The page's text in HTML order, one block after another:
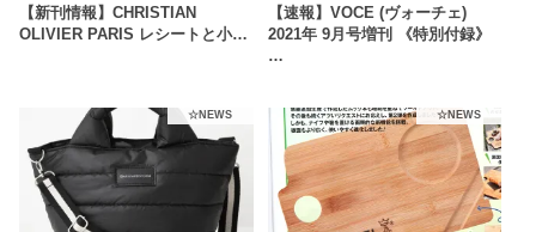
【新刊情報】CHRISTIAN
OLIVIER PARIS レシートと小…
【速報】VOCE (ヴォーチェ)
2021年 9月号増刊 《特別付録》
…
☆NEWS ☆NEWS